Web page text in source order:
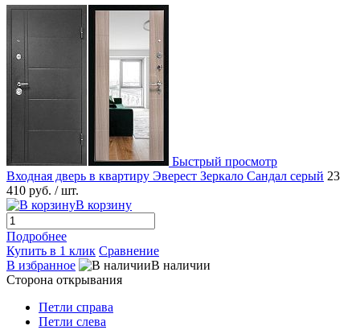
Быстрый просмотр
Входная дверь в квартиру Эверест Зеркало Сандал серый 23
410 руб. / шт.
В корзину
Подробнее
Купить в 1 клик Сравнение
В избранное
В наличии
Сторона открывания
Петли справа
Петли слева